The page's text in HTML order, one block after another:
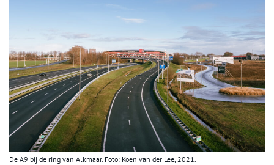
De A9 bij de ring van Alkmaar. Foto: Koen van der Lee, 2021.